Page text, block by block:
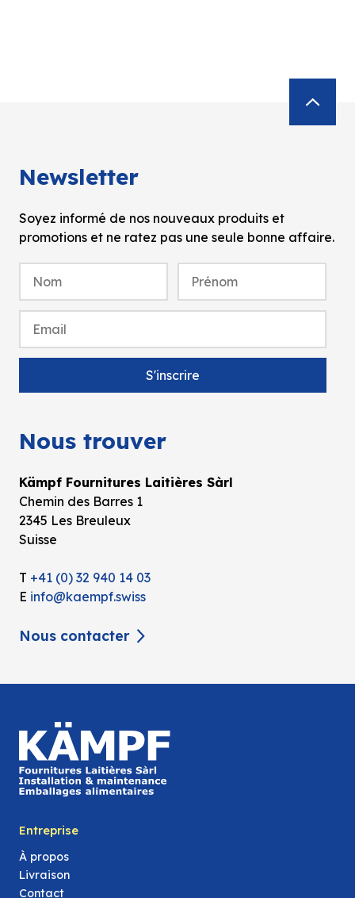
Newsletter
Soyez informé de nos nouveaux produits et
promotions et ne ratez pas une seule bonne affaire.
Nous trouver
Kämpf Fournitures Laitières Sàrl
Chemin des Barres 1
2345 Les Breuleux
Suisse
T +41 (0) 32 940 14 03
E info@kaempf.swiss
Nous contacter
Entreprise
À propos
Livraison
Contact